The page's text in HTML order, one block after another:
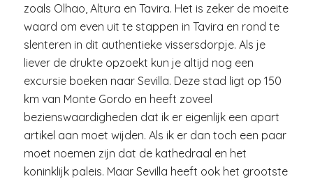
zoals Olhao, Altura en Tavira. Het is zeker de moeite
waard om even uit te stappen in Tavira en rond te
slenteren in dit authentieke vissersdorpje. Als je
liever de drukte opzoekt kun je altijd nog een
excursie boeken naar Sevilla. Deze stad ligt op 150
km van Monte Gordo en heeft zoveel
bezienswaardigheden dat ik er eigenlijk een apart
artikel aan moet wijden. Als ik er dan toch een paar
moet noemen zijn dat de kathedraal en het
koninklijk paleis. Maar Sevilla heeft ook het grootste